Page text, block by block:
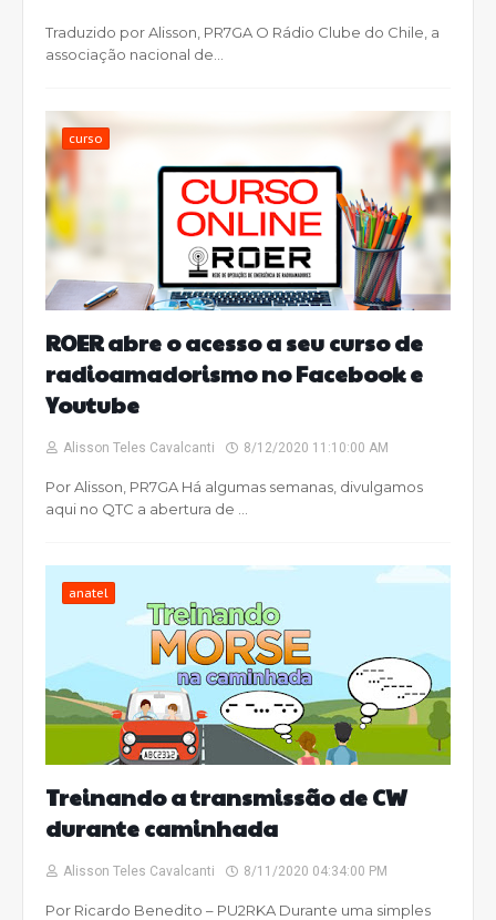
Traduzido por Alisson, PR7GA O Rádio Clube do Chile, a
associação nacional de…
curso
ROER abre o acesso a seu curso de
radioamadorismo no Facebook e
Youtube
Alisson Teles Cavalcanti 8/12/2020 11:10:00 AM
Por Alisson, PR7GA Há algumas semanas, divulgamos
aqui no QTC a abertura de …
anatel
Treinando a transmissão de CW
durante caminhada
Alisson Teles Cavalcanti 8/11/2020 04:34:00 PM
Por Ricardo Benedito – PU2RKA Durante uma simples